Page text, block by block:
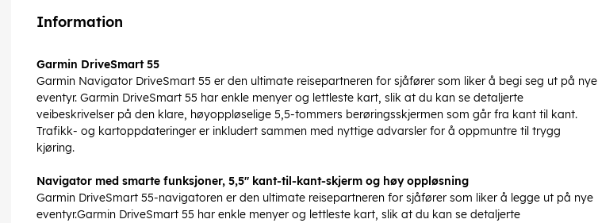
Information
Garmin DriveSmart 55
Garmin Navigator DriveSmart 55 er den ultimate reisepartneren for sjåfører som liker å begi seg ut på nye
eventyr. Garmin DriveSmart 55 har enkle menyer og lettleste kart, slik at du kan se detaljerte
veibeskrivelser på den klare, høyoppløselige 5,5-tommers berøringsskjermen som går fra kant til kant.
Trafikk- og kartoppdateringer er inkludert sammen med nyttige advarsler for å oppmuntre til trygg
kjøring.
Navigator med smarte funksjoner, 5,5" kant-til-kant-skjerm og høy oppløsning
Garmin DriveSmart 55-navigatoren er den ultimate reisepartneren for sjåfører som liker å legge ut på nye
eventyr.Garmin DriveSmart 55 har enkle menyer og lettleste kart, slik at du kan se detaljerte